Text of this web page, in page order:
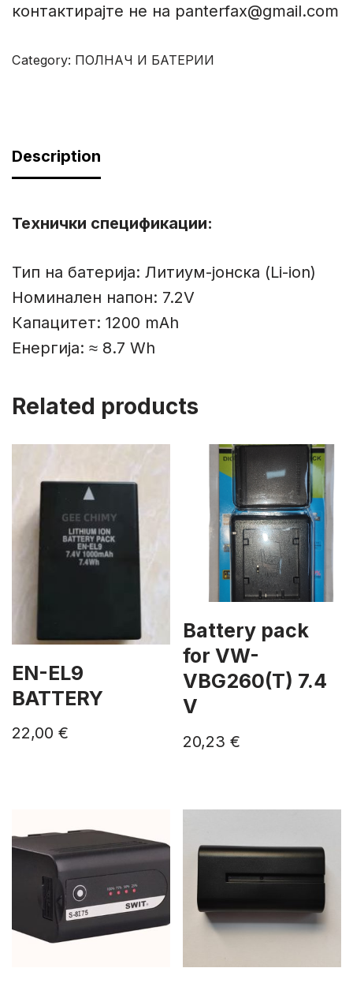
контактирајте не на panterfax@gmail.com
Category: ПОЛНАЧ И БАТЕРИИ
Description
Технички спецификации:
Тип на батерија: Литиум-јонска (Li-ion)
Номинален напон: 7.2V
Капацитет: 1200 mAh
Енергија: ≈ 8.7 Wh
Related products
EN-EL9
BATTERY
22,00 €
Battery pack
for VW-
VBG260(T) 7.4
V
20,23€